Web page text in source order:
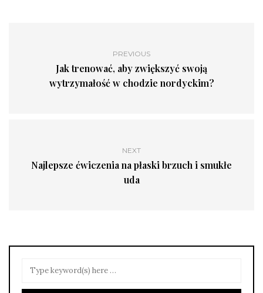
PREVIOUS
Jak trenować, aby zwiększyć swoją
wytrzymałość w chodzie nordyckim?
NEXT
Najlepsze ćwiczenia na płaski brzuch i smukłe
uda